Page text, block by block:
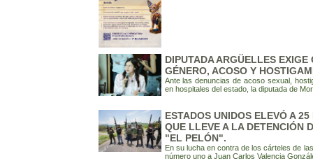
DIPUTADA ARGÜELLES
GÉNERO, ACOSO Y
Ante las denuncias de acoso sexual,
en hospitales del estado, la diputada de
ESTADOS UNIDOS ELEVÓ A
QUE LLEVE A LA DETENCIÓN
"EL PELÓN".
En su lucha en contra de los cárteles de
número uno a Juan Carlos Valencia